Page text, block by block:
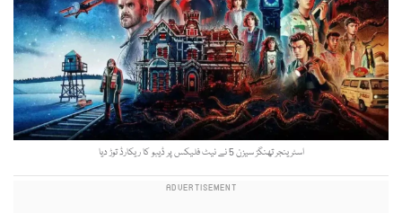
اسٹرینجر تھنگز سیزن 5 نے نیٹ فلیکس پر ڈیبو کا ریکارڈ توڑ دیا